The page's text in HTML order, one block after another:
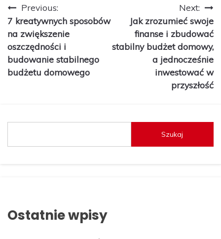
Nawigacja
wpisu
Previous:
7 kreatywnych sposobów
na zwiększenie
oszczędności i
budowanie stabilnego
budżetu domowego
Next:
Jak zrozumieć swoje
finanse i zbudować
stabilny budżet domowy,
a jednocześnie
inwestować w
przyszłość
Szukaj
Ostatnie wpisy